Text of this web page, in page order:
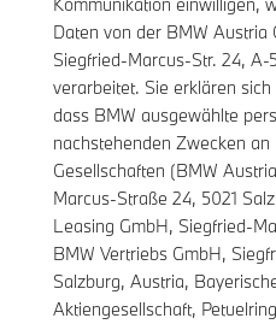
Kommunikation einwilligen,
Daten von der BMW Austria
Siegfried-Marcus-Str. 24,
verarbeitet. Sie erklären
dass BMW ausgewählte
nachstehenden Zwecken
Gesellschaften (BMW
Marcus-Straße 24, 5021
Leasing GmbH, Siegfried-
BMW Vertriebs GmbH,
Salzburg, Austria,
Aktiengesellschaft,